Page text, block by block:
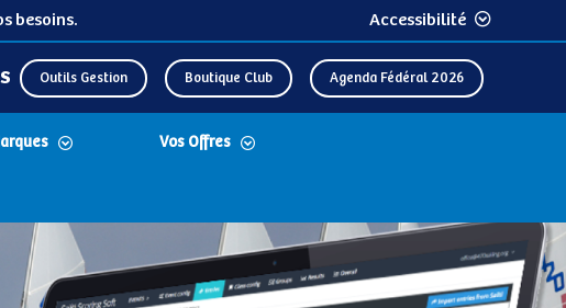
besoins. Accessibilité
Outils Gestion Boutique Club Agenda Fédéral 2026
Vos Offres